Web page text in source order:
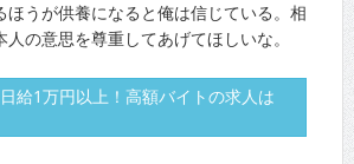
ほうが供養になると俺は信じている。相
の意思を尊重してあげてほしいな。
日給1万円以上！高額バイトの求人は